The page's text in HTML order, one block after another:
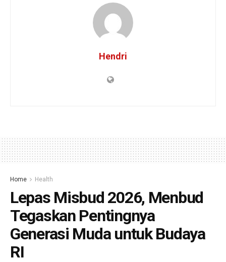
Hendri
Home Health
Lepas Misbud 2026, Menbud
Tegaskan Pentingnya
Generasi Muda untuk Budaya
RI